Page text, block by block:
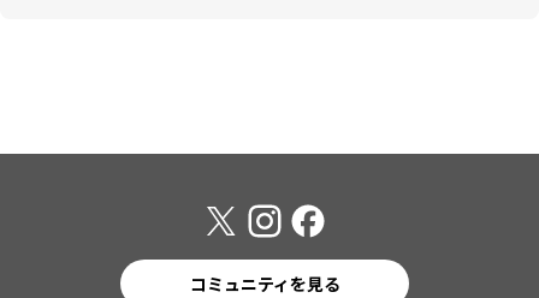
コミュニティを見る